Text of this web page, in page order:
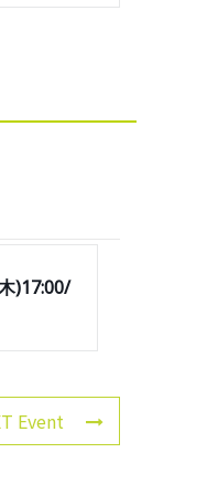
)17:00/
Event